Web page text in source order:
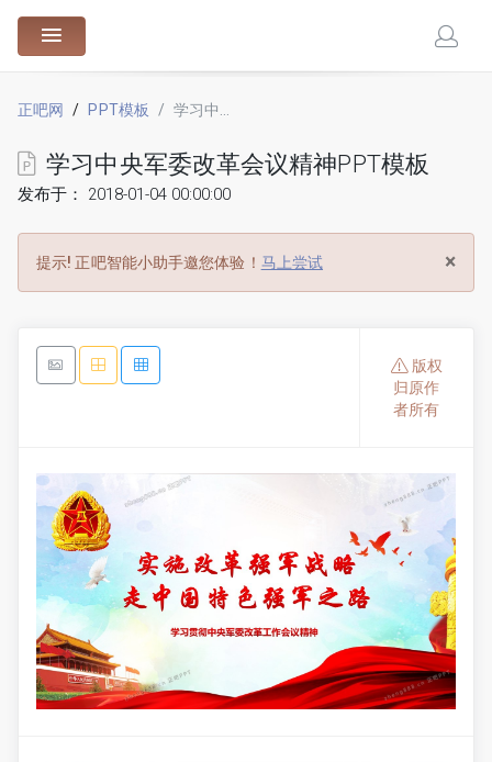
正吧网 PPT模板 学习中央军委改革会议精神PPT模板
学习中央军委改革会议精神PPT模板
发布于： 2018-01-04 00:00:00
×
提示! 正吧智能小助手邀您体验！ 马上尝试
版权
归原作
者所有